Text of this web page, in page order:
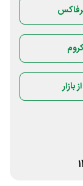
بازار